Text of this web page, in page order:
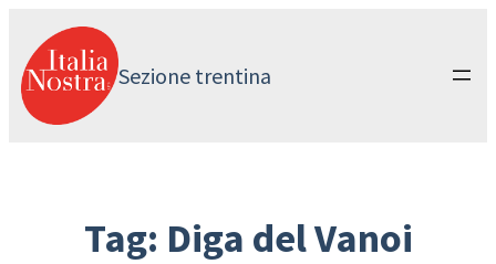
contenuto
Sezione trentina
Tag: Diga del Vanoi